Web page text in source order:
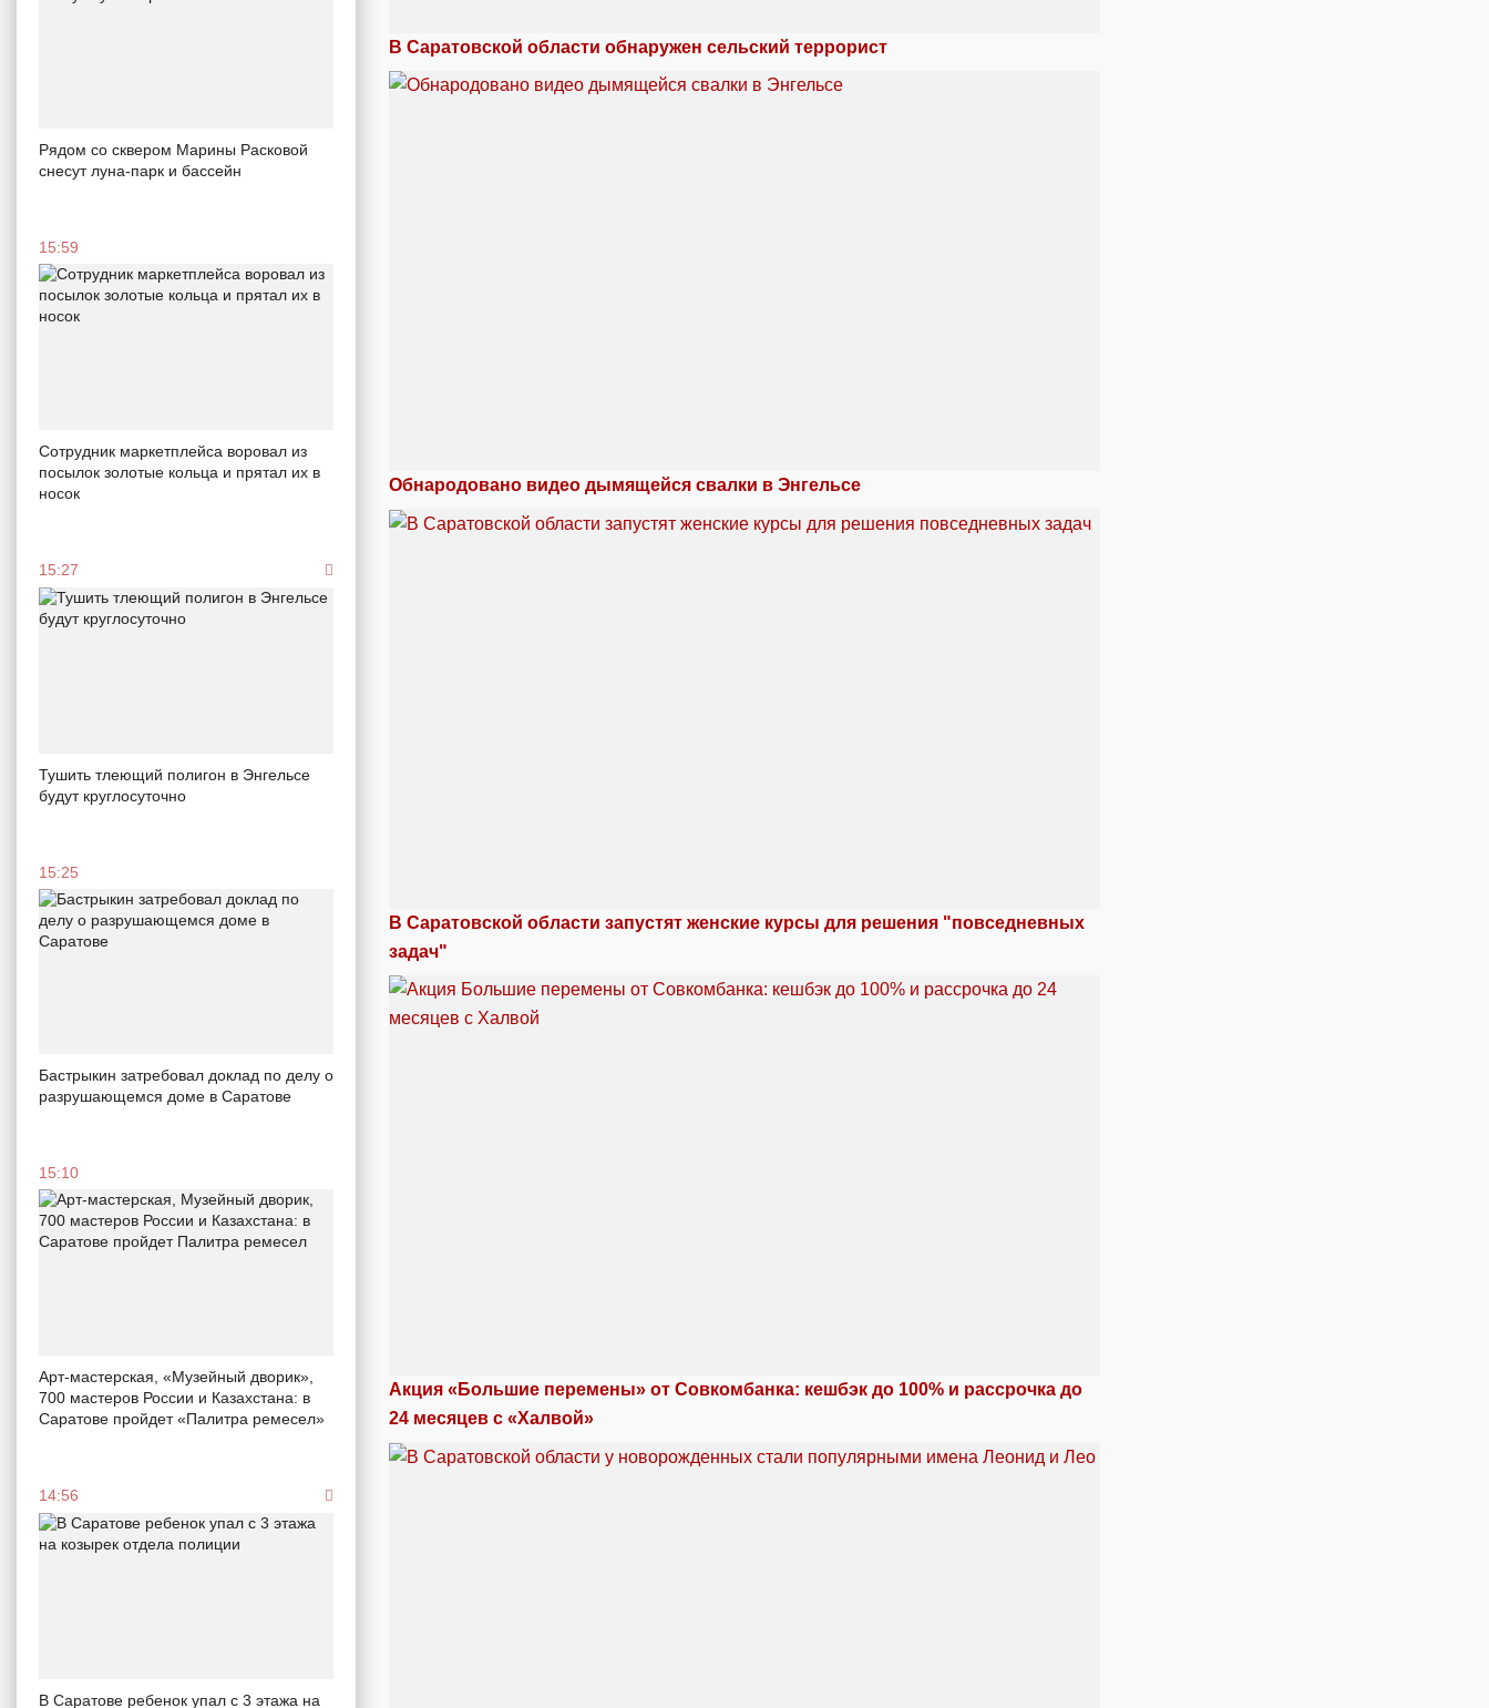
Рядом со сквером Марины Расковой
снесут луна-парк и бассейн
15:59
Сотрудник маркетплейса воровал из
посылок золотые кольца и прятал их в
носок
15:27
Тушить тлеющий полигон в Энгельсе
будут круглосуточно
15:25
Бастрыкин затребовал доклад по делу о
разрушающемся доме в Саратове
15:10
Арт-мастерская, «Музейный дворик»,
700 мастеров России и Казахстана: в
Саратове пройдет «Палитра ремесел»
14:56
В Саратове ребенок упал с 3 этажа на
В Саратовской области обнаружен сельский террорист
Обнародовано видео дымящейся свалки в Энгельсе
В Саратовской области запустят женские курсы для решения "повседневных
задач"
Акция «Большие перемены» от Совкомбанка: кешбэк до 100% и рассрочка до
24 месяцев с «Халвой»